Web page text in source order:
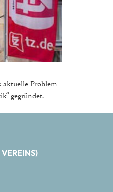
aktuelle Problem
gegründet.